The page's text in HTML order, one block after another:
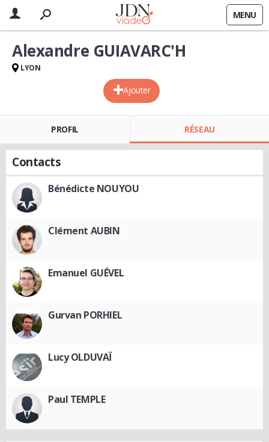
MENU
Ajouter
Alexandre GUIAVARC'H
LYON
PROFIL RÉSEAU
Contacts
Bénédicte NOUYOU
Clément AUBIN
Emanuel GUÉVEL
Gurvan PORHIEL
Lucy OLDUVAÏ
Paul TEMPLE